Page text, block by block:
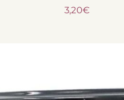
3,20€